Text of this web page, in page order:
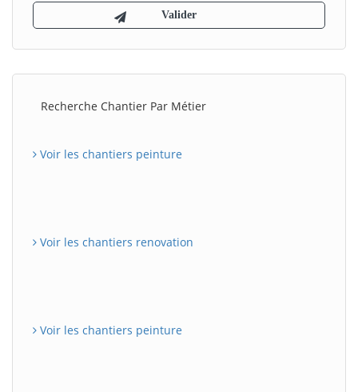
Recherche Chantier Par Métier
Voir les chantiers peinture
Voir les chantiers renovation
Voir les chantiers peinture